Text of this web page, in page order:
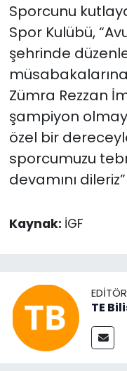
Sporcunu
Spor Kulübü,
şehrinde
Zümra Rezzan
şampiyon
özel bir
sporcumuzu
devamını
Kaynak: İGF
TE